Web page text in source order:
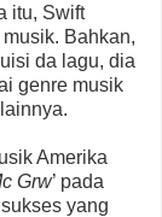
itu, Swift
Bahkan,
da lagu, dia
genre musik
Amerika
Grw’ pada
yang